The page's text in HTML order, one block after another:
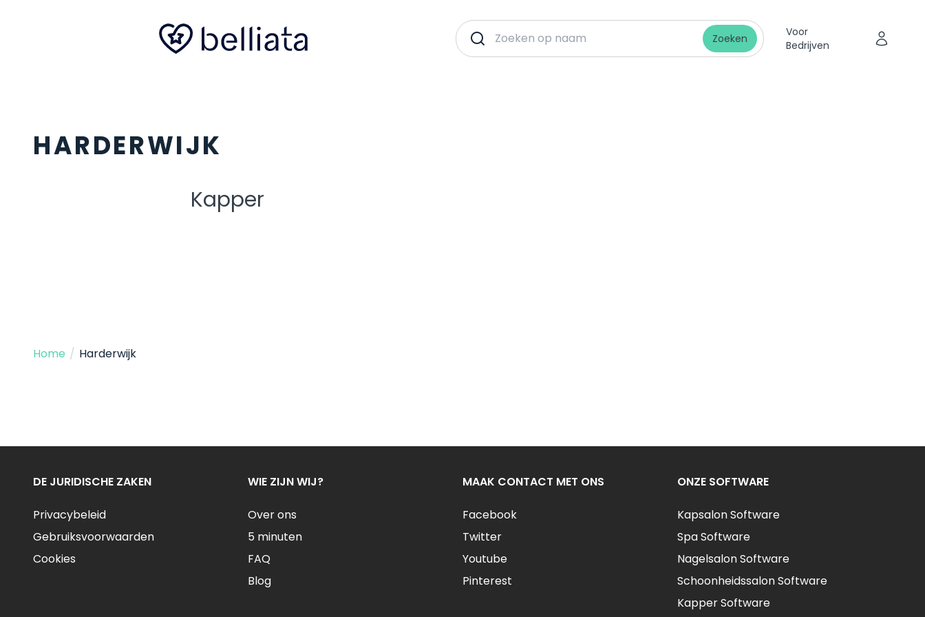
Zoeken
Voor
Bedrijven
HARDERWIJK
Kapper
Home / Harderwijk
DE JURIDISCHE ZAKEN
Privacybeleid
Gebruiksvoorwaarden
Cookies
WIE ZIJN WIJ?
Over ons
5 minuten
FAQ
Blog
MAAK CONTACT MET ONS
Facebook
Twitter
Youtube
Pinterest
ONZE SOFTWARE
Kapsalon Software
Spa Software
Nagelsalon Software
Schoonheidssalon Software
Kapper Software